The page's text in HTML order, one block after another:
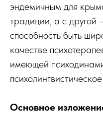
эндемичным для
традиции, а с другой
способность быть
качестве
имеющей
Основное